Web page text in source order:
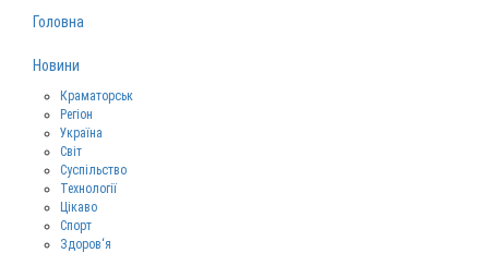
Головна
Новини
Краматорськ
Регіон
Україна
Світ
Суспільство
Технології
Цікаво
Спорт
Здоров‘я